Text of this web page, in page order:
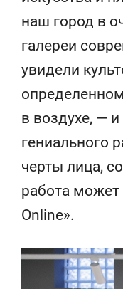
наш город в
галереи
увидели
в воздухе, —
гениального
черты лица,
работа
Online».